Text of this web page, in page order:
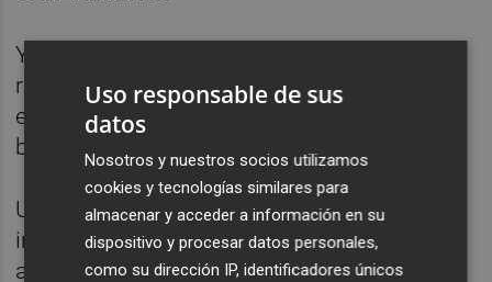
Y la incertidumbre surge de los préstamos
reestructurados que en la actualidad se
encuentran dentro de los balances de los
bancos españoles.
Una vez saneado mediante provisiones los
incobrables y ajustado el precio de los
activos tóxicos,la duda surge sobre la
Uso responsable de sus
datos
Nosotros y nuestros socios utilizamos
cookies y tecnologías similares para
almacenar y acceder a información en su
dispositivo y procesar datos personales,
como su dirección IP, identificadores únicos